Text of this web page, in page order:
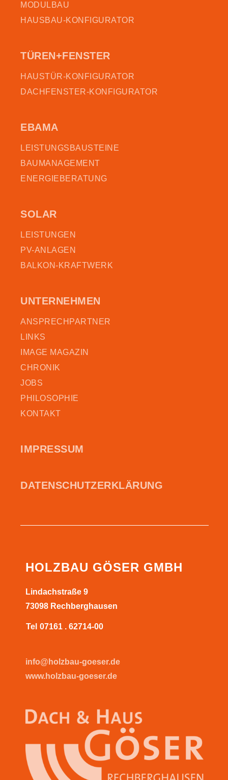
MODULBAU
HAUSBAU-KONFIGURATOR
TÜREN+FENSTER
HAUSTÜR-KONFIGURATOR
DACHFENSTER-KONFIGURATOR
EBAMA
LEISTUNGSBAUSTEINE
BAUMANAGEMENT
ENERGIEBERATUNG
SOLAR
LEISTUNGEN
PV-ANLAGEN
BALKON-KRAFTWERK
UNTERNEHMEN
ANSPRECHPARTNER
LINKS
IMAGE MAGAZIN
CHRONIK
JOBS
PHILOSOPHIE
KONTAKT
IMPRESSUM
DATEN­SCHUTZ­ERKLÄRUNG
HOLZBAU GÖSER GMBH
Lindachstraße 9
73098 Rechberghausen
Tel 07161 . 62714-00
info@holzbau-goeser.de
www.holzbau-goeser.de